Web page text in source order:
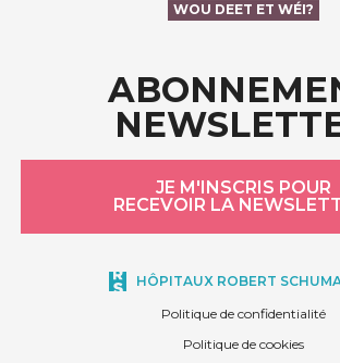
WOU DEET ET WÉI?
JE M'INSCRIS POUR
RECEVOIR LA
HÔPITAUX ROBERT
Politique de confidentialité
Politique de cookies